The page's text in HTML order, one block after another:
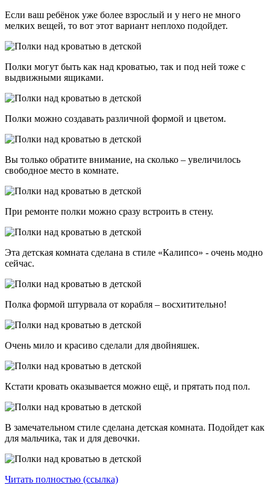
Если ваш ребёнок уже более взрослый и у него не много
мелких вещей, то вот этот вариант неплохо подойдет.
Полки могут быть как над кроватью, так и под ней тоже с
выдвижными ящиками.
Полки можно создавать различной формой и цветом.
Вы только обратите внимание, на сколько – увеличилось
свободное место в комнате.
При ремонте полки можно сразу встроить в стену.
Эта детская комната сделана в стиле «Калипсо» - очень модно
сейчас.
Полка формой штурвала от корабля – восхитительно!
Очень мило и красиво сделали для двойняшек.
Кстати кровать оказывается можно ещё, и прятать под пол.
В замечательном стиле сделана детская комната. Подойдет как
для мальчика, так и для девочки.
Читать полностью (ссылка)